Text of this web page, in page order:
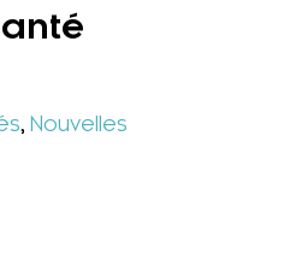
, Nouvelles